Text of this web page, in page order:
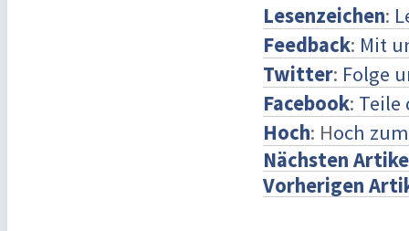
Lesenzeichen:
Feedback: Mit
Twitter: Folge
Facebook: Teile
Hoch: Hoch
Nächsten
Vorherigen